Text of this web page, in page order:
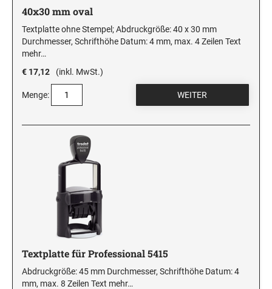
40x30 mm oval
Textplatte ohne Stempel; Abdruckgröße: 40 x 30 mm
Durchmesser, Schrifthöhe Datum: 4 mm, max. 4 Zeilen Text
mehr…
€ 17,12
(inkl. MwSt.)
Menge:
Textplatte für Professional 5415
Abdruckgröße: 45 mm Durchmesser, Schrifthöhe Datum: 4
mm, max. 8 Zeilen Text mehr…